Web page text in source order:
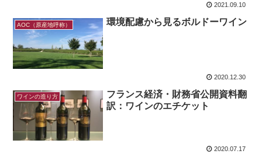
2021.09.10
AOC（原産地呼称） 環境配慮から見るボルドーワイン
2020.12.30
ワインの造り方
フランス経済・財務省公開資料翻
訳：ワインのエチケット
2020.07.17